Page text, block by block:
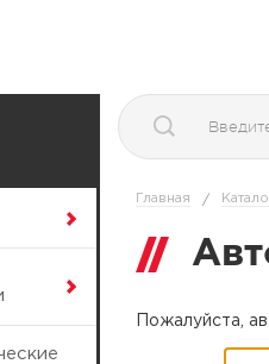
Главная /
Пожалуйста,